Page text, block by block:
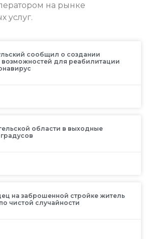
на рынке
услуг.
сообщил о создании
для реабилитации
области в выходные
на заброшенной стройке житель
чистой случайности